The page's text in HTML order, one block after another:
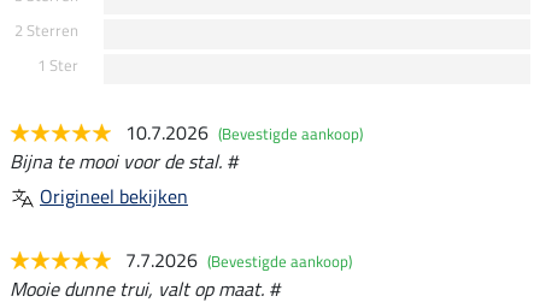
2 Sterren
1 Ster
10.7.2026 (Bevestigde aankoop)
Bijna te mooi voor de stal. #
Origineel bekijken
7.7.2026 (Bevestigde aankoop)
Mooie dunne trui, valt op maat. #